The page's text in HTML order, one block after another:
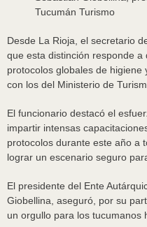
Tucumán Turismo
Desde La Rioja, el secretario
que esta distinción responde
protocolos globales de higiene
con los del Ministerio de
El funcionario destacó el
impartir intensas
protocolos durante este año a
lograr un escenario seguro
El presidente del Ente
Giobellina, aseguró, por su
un orgullo para los tucumanos